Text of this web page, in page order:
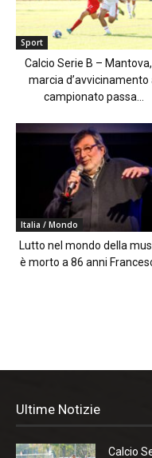
Sport
Calcio Serie B –
marcia d’avvicinamento
campionato passa...
Italia / Mondo
Lutto nel mondo della
è morto a 86 anni
Ultime Notizie
Calcio